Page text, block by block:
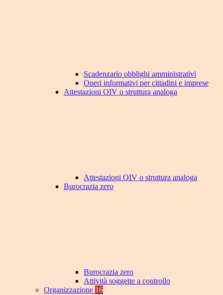
Scadenzario obblighi amministrativi
Oneri informativi per cittadini e imprese
Attestazioni OIV o struttura analoga
Attestazioni OIV o struttura analoga
Burocrazia zero
Burocrazia zero
Attività soggette a controllo
Organizzazione 16